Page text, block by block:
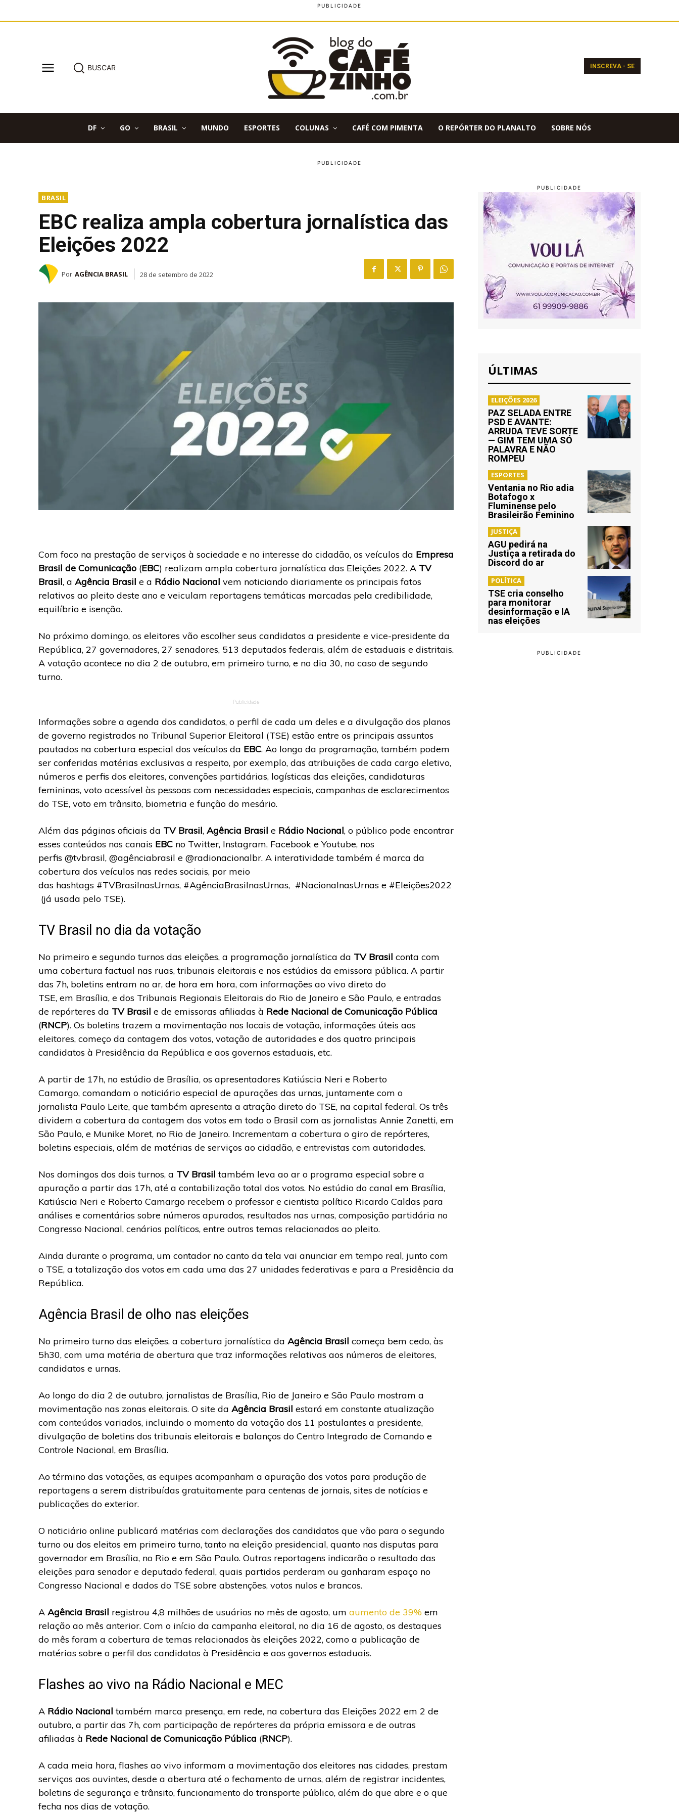
BUSCAR INSCREVA - SE
DF GO BRASIL MUNDO ESPORTES COLUNAS CAFÉ COM PIMENTA O REPÓRTER DO PLANALTO SOBRE NÓS
BRASIL
EBC realiza ampla cobertura jornalística das
Eleições 2022
Por AGÊNCIA BRASIL 28 de setembro de 2022
Com foco na prestação de serviços à sociedade e no interesse do cidadão, os veículos da Empresa
Brasil de Comunicação (EBC) realizam ampla cobertura jornalística das Eleições 2022. A TV
Brasil, a Agência Brasil e a Rádio Nacional vem noticiando diariamente os principais fatos
relativos ao pleito deste ano e veiculam reportagens temáticas marcadas pela credibilidade,
equilíbrio e isenção.
No próximo domingo, os eleitores vão escolher seus candidatos a presidente e vice-presidente da
República, 27 governadores, 27 senadores, 513 deputados federais, além de estaduais e distritais.
A votação acontece no dia 2 de outubro, em primeiro turno, e no dia 30, no caso de segundo
turno.
- Publicidade -
Informações sobre a agenda dos candidatos, o perfil de cada um deles e a divulgação dos planos
de governo registrados no Tribunal Superior Eleitoral (TSE) estão entre os principais assuntos
pautados na cobertura especial dos veículos da EBC. Ao longo da programação, também podem
ser conferidas matérias exclusivas a respeito, por exemplo, das atribuições de cada cargo eletivo,
números e perfis dos eleitores, convenções partidárias, logísticas das eleições, candidaturas
femininas, voto acessível às pessoas com necessidades especiais, campanhas de esclarecimentos
do TSE, voto em trânsito, biometria e função do mesário.
Além das páginas oficiais da TV Brasil, Agência Brasil e Rádio Nacional, o público pode encontrar
esses conteúdos nos canais EBC no Twitter, Instagram, Facebook e Youtube, nos
perfis @tvbrasil, @agênciabrasil e @radionacionalbr. A interatividade também é marca da
cobertura dos veículos nas redes sociais, por meio
das hashtags #TVBrasilnasUrnas, #AgênciaBrasilnasUrnas, #NacionalnasUrnas e #Eleições2022
(já usada pelo TSE).
TV Brasil no dia da votação
No primeiro e segundo turnos das eleições, a programação jornalística da TV Brasil conta com
uma cobertura factual nas ruas, tribunais eleitorais e nos estúdios da emissora pública. A partir
das 7h, boletins entram no ar, de hora em hora, com informações ao vivo direto do
TSE, em Brasília, e dos Tribunais Regionais Eleitorais do Rio de Janeiro e São Paulo, e entradas
de repórteres da TV Brasil e de emissoras afiliadas à Rede Nacional de Comunicação Pública
(RNCP). Os boletins trazem a movimentação nos locais de votação, informações úteis aos
eleitores, começo da contagem dos votos, votação de autoridades e dos quatro principais
candidatos à Presidência da República e aos governos estaduais, etc.
A partir de 17h, no estúdio de Brasília, os apresentadores Katiúscia Neri e Roberto
Camargo, comandam o noticiário especial de apurações das urnas, juntamente com o
jornalista Paulo Leite, que também apresenta a atração direto do TSE, na capital federal. Os três
dividem a cobertura da contagem dos votos em todo o Brasil com as jornalistas Annie Zanetti, em
São Paulo, e Munike Moret, no Rio de Janeiro. Incrementam a cobertura o giro de repórteres,
boletins especiais, além de matérias de serviços ao cidadão, e entrevistas com autoridades.
Nos domingos dos dois turnos, a TV Brasil também leva ao ar o programa especial sobre a
apuração a partir das 17h, até a contabilização total dos votos. No estúdio do canal em Brasília,
Katiúscia Neri e Roberto Camargo recebem o professor e cientista político Ricardo Caldas para
análises e comentários sobre números apurados, resultados nas urnas, composição partidária no
Congresso Nacional, cenários políticos, entre outros temas relacionados ao pleito.
Ainda durante o programa, um contador no canto da tela vai anunciar em tempo real, junto com
o TSE, a totalização dos votos em cada uma das 27 unidades federativas e para a Presidência da
República.
Agência Brasil de olho nas eleições
No primeiro turno das eleições, a cobertura jornalística da Agência Brasil começa bem cedo, às
5h30, com uma matéria de abertura que traz informações relativas aos números de eleitores,
candidatos e urnas.
Ao longo do dia 2 de outubro, jornalistas de Brasília, Rio de Janeiro e São Paulo mostram a
movimentação nas zonas eleitorais. O site da Agência Brasil estará em constante atualização
com conteúdos variados, incluindo o momento da votação dos 11 postulantes a presidente,
divulgação de boletins dos tribunais eleitorais e balanços do Centro Integrado de Comando e
Controle Nacional, em Brasília.
Ao término das votações, as equipes acompanham a apuração dos votos para produção de
reportagens a serem distribuídas gratuitamente para centenas de jornais, sites de notícias e
publicações do exterior.
O noticiário online publicará matérias com declarações dos candidatos que vão para o segundo
turno ou dos eleitos em primeiro turno, tanto na eleição presidencial, quanto nas disputas para
governador em Brasília, no Rio e em São Paulo. Outras reportagens indicarão o resultado das
eleições para senador e deputado federal, quais partidos perderam ou ganharam espaço no
Congresso Nacional e dados do TSE sobre abstenções, votos nulos e brancos.
A Agência Brasil registrou 4,8 milhões de usuários no mês de agosto, um aumento de 39% em
relação ao mês anterior. Com o início da campanha eleitoral, no dia 16 de agosto, os destaques
do mês foram a cobertura de temas relacionados às eleições 2022, como a publicação de
matérias sobre o perfil dos candidatos à Presidência e aos governos estaduais.
Flashes ao vivo na Rádio Nacional e MEC
A Rádio Nacional também marca presença, em rede, na cobertura das Eleições 2022 em 2 de
outubro, a partir das 7h, com participação de repórteres da própria emissora e de outras
afiliadas à Rede Nacional de Comunicação Pública (RNCP).
A cada meia hora, flashes ao vivo informam a movimentação dos eleitores nas cidades, prestam
serviços aos ouvintes, desde a abertura até o fechamento de urnas, além de registrar incidentes,
boletins de segurança e trânsito, funcionamento do transporte público, além do que abre e o que
fecha nos dias de votação.
ÚLTIMAS
ELEIÇÕES 2026
PAZ SELADA ENTRE
PSD E AVANTE:
ARRUDA TEVE SORTE
— GIM TEM UMA SÓ
PALAVRA E NÃO
ROMPEU
ESPORTES
Ventania no Rio adia
Botafogo x
Fluminense pelo
Brasileirão Feminino
JUSTIÇA
AGU pedirá na
Justiça a retirada do
Discord do ar
POLÍTICA
TSE cria conselho
para monitorar
desinformação e IA
nas eleições